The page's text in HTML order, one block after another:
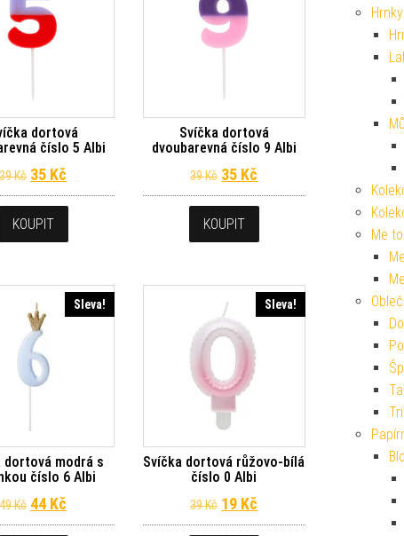
dortová
číslo 5 Albi
39Kč Původní cena byla: 39 Kč.
35 Kč Aktuální cena je: 35 Kč.
KOUPIT
Svíčka dortová
dvoubarevná číslo 9 Albi
39Kč Původní cena byla: 39 Kč.
35 Kč Aktuální cena je: 35 Kč.
KOUPIT
Sleva!
dortová modrá s
číslo 6 Albi
49Kč Původní cena byla: 49 Kč.
44 Kč Aktuální cena je: 44 Kč.
Sleva!
Svíčka dortová růžovo-bílá
číslo 0 Albi
39Kč Původní cena byla: 39 Kč.
19 Kč Aktuální cena je: 19 Kč.
Me